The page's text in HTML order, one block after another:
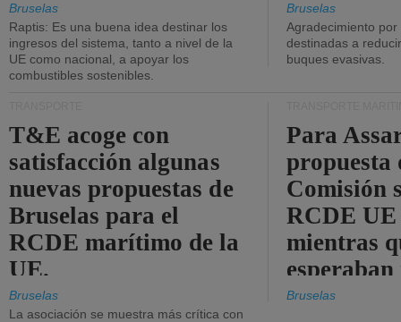
Bruselas
Raptis: Es una buena idea destinar los
ingresos del sistema, tanto a nivel de la
UE como nacional, a apoyar los
combustibles sostenibles.
Bruselas
Agradecimiento
destinadas a
buques evasivas.
T&E acoge con
satisfacción algunas
nuevas propuestas de
Bruselas para el
RCDE marítimo de la
UE.
Bruselas
La asociación se muestra más crítica con
Para
propuesta
Comisión
RCDE
mientras
más
Bruselas